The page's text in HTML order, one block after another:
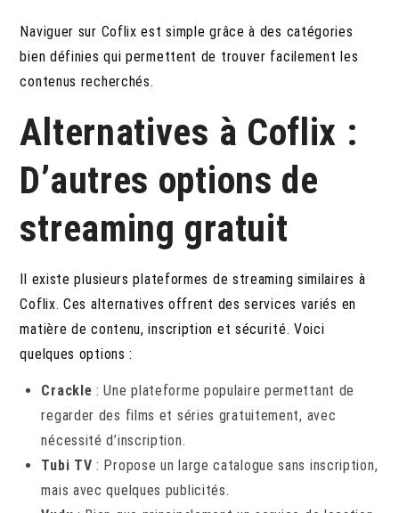
Naviguer sur Coflix est simple grâce à des catégories
bien définies qui permettent de trouver facilement les
contenus recherchés.
Alternatives à Coflix :
D’autres options de
streaming gratuit
Il existe plusieurs plateformes de streaming similaires à
Coflix. Ces alternatives offrent des services variés en
matière de contenu, inscription et sécurité. Voici
quelques options :
Crackle : Une plateforme populaire permettant de
regarder des films et séries gratuitement, avec
nécessité d’inscription.
Tubi TV : Propose un large catalogue sans inscription,
mais avec quelques publicités.